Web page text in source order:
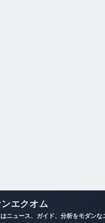
ニュース、ガイド、分析をモダン